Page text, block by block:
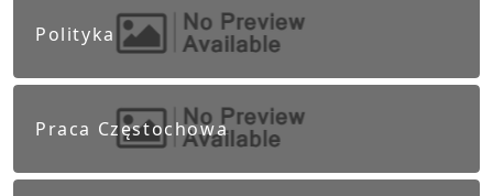
Polityka
Praca Częstochowa